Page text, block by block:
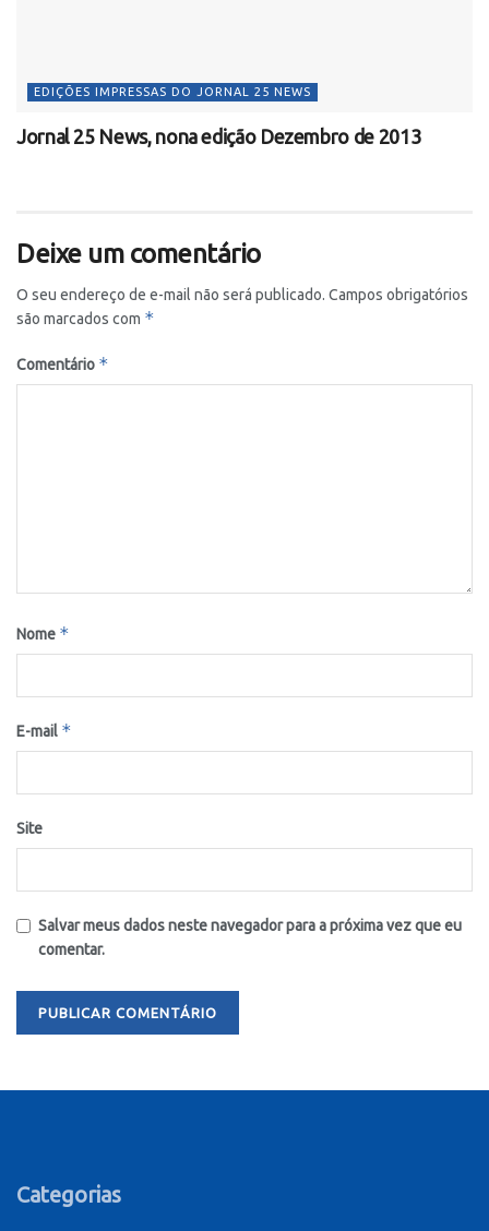
EDIÇÕES IMPRESSAS DO JORNAL 25 NEWS
Jornal 25 News, nona edição Dezembro de 2013
Deixe um comentário
O seu endereço de e-mail não será publicado. Campos obrigatórios
são marcados com *
Comentário *
Nome *
E-mail *
Site
Salvar meus dados neste navegador para a próxima vez que eu
comentar.
Categorias